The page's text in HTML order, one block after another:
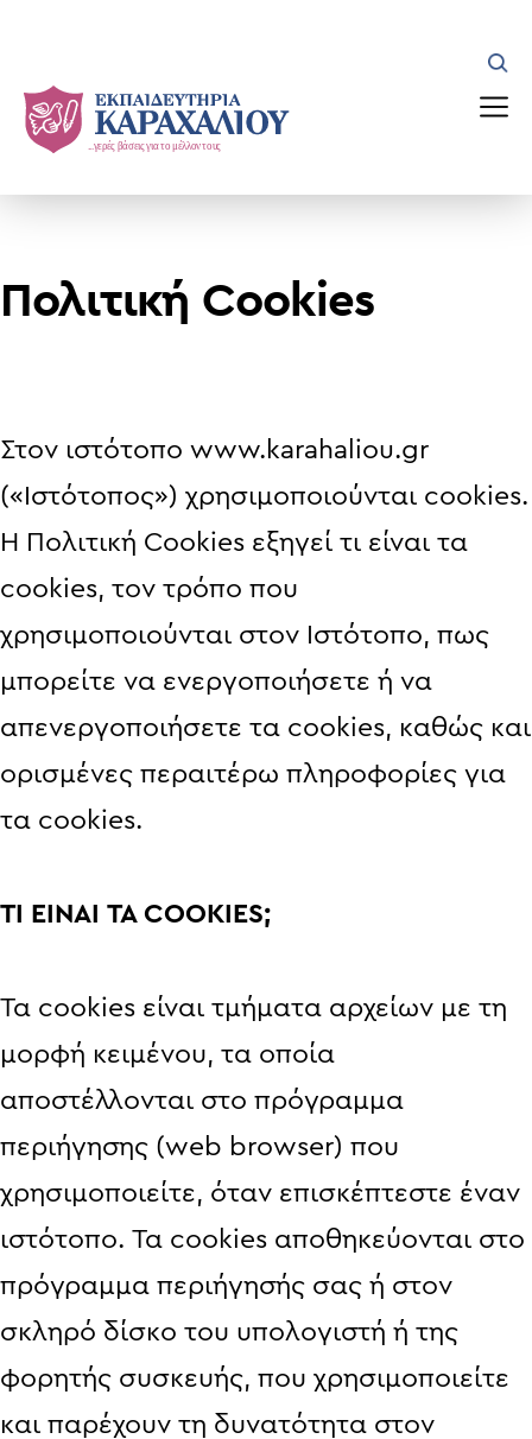
content
Πολιτική Cookies
Στον ιστότοπο www.karahaliou.gr
(«Ιστότοπος») χρησιμοποιούνται cookies.
Η Πολιτική Cookies εξηγεί τι είναι τα
cookies, τον τρόπο που
χρησιμοποιούνται στον Ιστότοπο, πως
μπορείτε να ενεργοποιήσετε ή να
απενεργοποιήσετε τα cookies, καθώς και
ορισμένες περαιτέρω πληροφορίες για
τα cookies.
ΤΙ ΕΙΝΑΙ ΤΑ COOKIES;
Τα cookies είναι τμήματα αρχείων με τη
μορφή κειμένου, τα οποία
αποστέλλονται στο πρόγραμμα
περιήγησης (web browser) που
χρησιμοποιείτε, όταν επισκέπτεστε έναν
ιστότοπο. Τα cookies αποθηκεύονται στο
πρόγραμμα περιήγησής σας ή στον
σκληρό δίσκο του υπολογιστή ή της
φορητής συσκευής, που χρησιμοποιείτε
και παρέχουν τη δυνατότητα στον